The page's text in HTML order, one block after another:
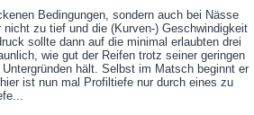
Bedingungen, sondern auch bei Nässe
zu tief und die (Kurven-) Geschwindigkeit
sollte dann auf die minimal erlaubten drei
wie gut der Reifen trotz seiner geringen
hält. Selbst im Matsch beginnt er
ist nun mal Profiltiefe nur durch eines zu